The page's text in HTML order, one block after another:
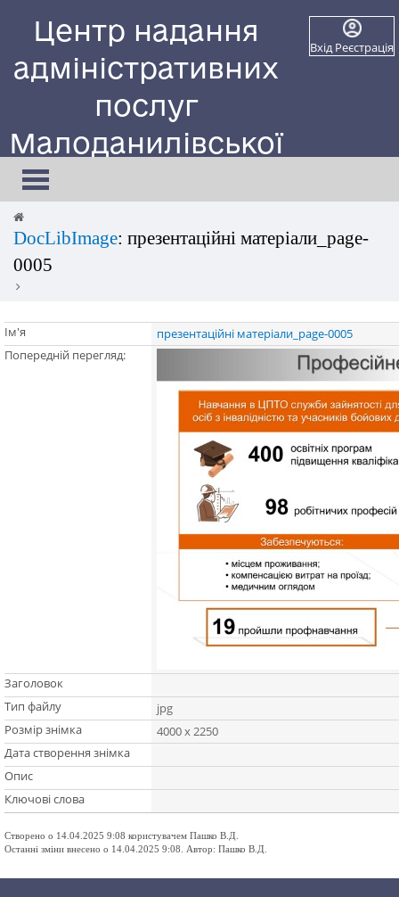
Центр надання
адміністративних
послуг
Малоданилівської
селищної ради
Сайт працює в тестовому режимі
Вхід Реєстрація
Toggle
navigation
DocLibImage: презентаційні матеріали_page-
0005
Ім'я
презентаційні матеріали_page-0005
Попередній перегляд:
Заголовок
Тип файлу
jpg
Розмір знімка
4000 x 2250
Дата створення знімка
Опис
Ключові слова
Створено о 14.04.2025 9:08 користувачем Пашко В.Д.
Останні зміни внесено о 14.04.2025 9:08. Автор: Пашко В.Д.